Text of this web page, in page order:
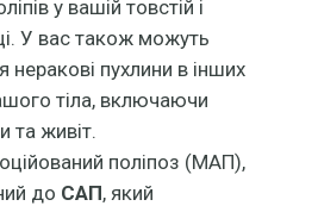
у вашій товстій і
У вас також можуть
неракові пухлини в інших
тіла, включаючи
та живіт.
поліпоз (MAП),
до САП, який